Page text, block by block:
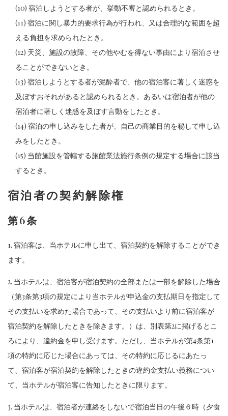
(10) 宿泊しようとする者が、挙動不審と認められるとき。
(11) 宿泊に関し暴力的要求行為が行われ、又は合理的な範囲を超
える負担を求められたとき。
(12) 天災、施設の故障、その他やむを得ない事由により宿泊させ
ることができないとき。
(13) 宿泊しようとする者が泥酔者で、他の宿泊客に著しく迷惑を
及ぼすおそれがあると認められるとき。あるいは宿泊者が他の
宿泊者に著しく迷惑を及ぼす言動をしたとき。
(14) 宿泊の申し込みをした者が、自己の商業目的を秘して申し込
みをしたとき。
(15) 当館施設を管轄する旅館業法施行条例の規定する場合に該当
するとき。
宿泊者の契約解除権
第6条
1. 宿泊客は、当ホテルに申し出て、宿泊契約を解除することができ
ます。
2. 当ホテルは、宿泊客が宿泊契約の全部または一部を解除した場合
（第3条第3項の規定により当ホテルが申込金の支払期日を指定して
その支払いを求めた場合であって、その支払いより前に宿泊客が
宿泊契約を解除したときを除きます。）は、別表第2に掲げるとこ
ろにより、違約金を申し受けます。ただし、当ホテルが第4条第1
項の特約に応じた場合にあっては、その特約に応じるにあたっ
て、宿泊客が宿泊契約を解除したときの違約金支払い義務につい
て、当ホテルが宿泊客に告知したときに限ります。
3. 当ホテルは、宿泊者が連絡をしないで宿泊当日の午後６時（夕食